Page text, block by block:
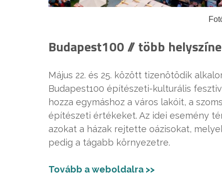
Budapest100 // több
Május 22. és 25. között tizenötödik
Budapest100 építészeti-kulturális
hozza egymáshoz a város lakóit, a
építészeti értékeket. Az idei esemény
azokat a házak rejtette oázisokat,
pedig a tágabb környezetre.
Tovább a weboldalra >>